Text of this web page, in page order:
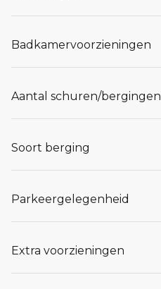
Badkamervoorzieningen
Aantal schuren/bergingen
Soort berging
Parkeergelegenheid
Extra voorzieningen